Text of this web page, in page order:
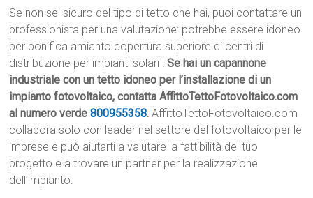
Se non sei sicuro del tipo di tetto che hai, puoi contattare un
professionista per una valutazione: potrebbe essere idoneo
per bonifica amianto copertura superiore di centri di
distribuzione per impianti solari !Se hai un capannone
industriale con un tetto idoneo per l’installazione di un
impianto fotovoltaico, contatta AffittoTettoFotovoltaico.com
al numero verde800955358. AffittoTettoFotovoltaico.com
collabora solo con leader nel settore del fotovoltaico per le
imprese e può aiutarti a valutare la fattibilità del tuo
progetto e a trovare un partner per la realizzazione
dell’impianto.